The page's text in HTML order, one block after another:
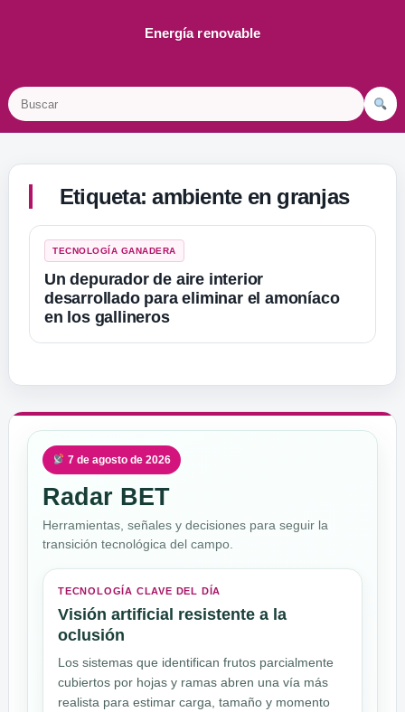
Energía renovable
Etiqueta:ambiente en granjas
TECNOLOGÍA GANADERA
Un depurador de aire interior
desarrollado para eliminar el amoníaco
en los gallineros
7 de agosto de 2026
Radar BET
Herramientas, señales y decisiones para seguir la
transición tecnológica del campo.
TECNOLOGÍA CLAVE DEL DÍA
Visión artificial resistente a la
oclusión
Los sistemas que identifican frutos parcialmente
cubiertos por hojas y ramas abren una vía más
realista para estimar carga, tamaño y momento